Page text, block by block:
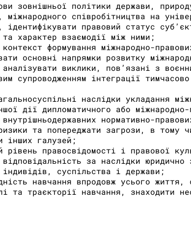
зовнішньої політики держави,
міжнародного співробітництва на
ідентифікувати правовий статус
та характер взаємодії між ними;
формування міжнародно-
основні напрямки розвитку
виклики, пов’язані з
супроводженням інтеграції
наслідки укладання
дії дипломатичного або міжнародно-
нормативно-
та попереджати загрози, в тому
інших галузей;
рівень правосвідомості і правової
за наслідки юридично
суспільства і держави;
навчання впродовж усього життя,
та траєкторії навчання, знаходити